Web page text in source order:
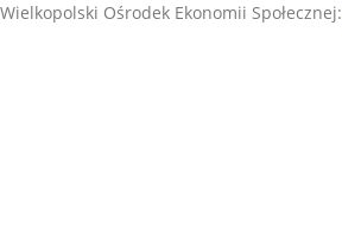
Wielkopolski Ośrodek Ekonomii Społecznej: